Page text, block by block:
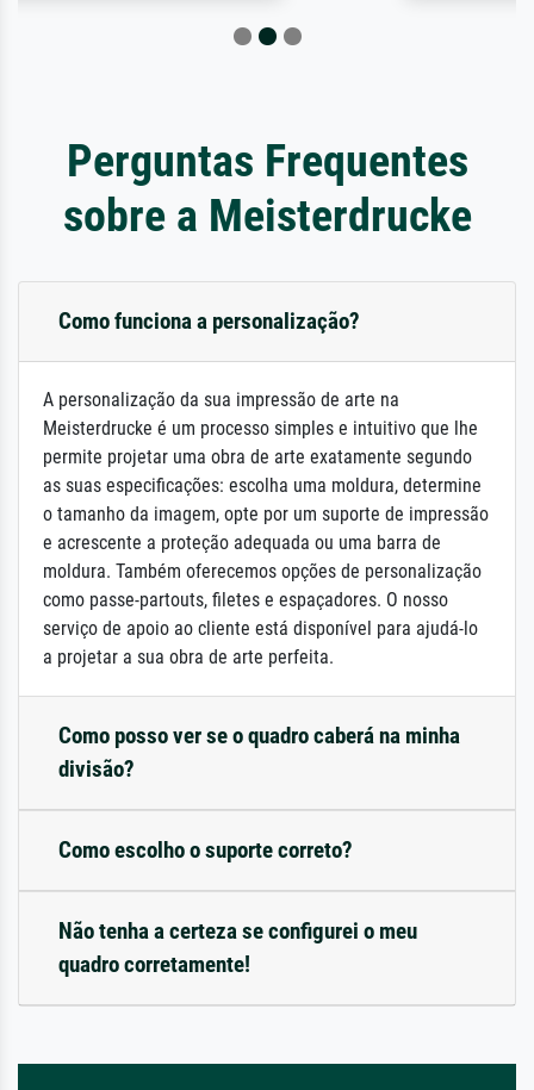
Perguntas Frequentes
sobre a Meisterdrucke
Como funciona a personalização?
A personalização da sua impressão de arte na
Meisterdrucke é um processo simples e intuitivo que lhe
permite projetar uma obra de arte exatamente segundo
as suas especificações: escolha uma moldura, determine
o tamanho da imagem, opte por um suporte de impressão
e acrescente a proteção adequada ou uma barra de
moldura. Também oferecemos opções de personalização
como passe-partouts, filetes e espaçadores. O nosso
serviço de apoio ao cliente está disponível para ajudá-lo
a projetar a sua obra de arte perfeita.
Como posso ver se o quadro caberá na minha
divisão?
Como escolho o suporte correto?
Não tenha a certeza se configurei o meu
quadro corretamente!